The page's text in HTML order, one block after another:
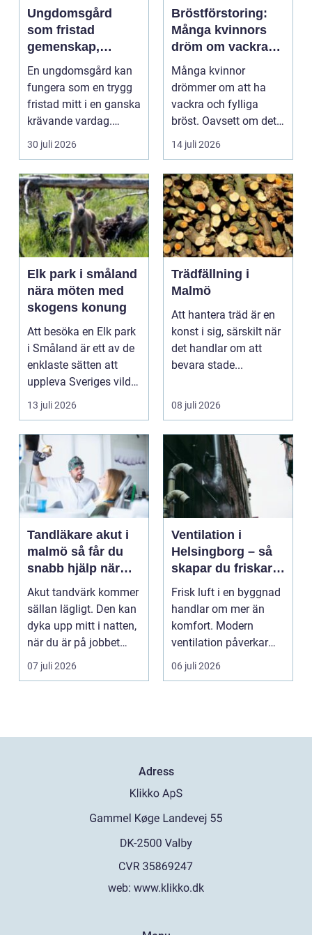
Ungdomsgård
som fristad
gemenskap,
trygghet och
växande
En ungdomsgård kan
fungera som en trygg
fristad mitt i en ganska
krävande vardag.
Skola, sociala med...
30 juli 2026
Bröstförstoring:
Många kvinnors
dröm om vackra
bröst
Många kvinnor
drömmer om att ha
vackra och fylliga
bröst. Oavsett om det
är f&o...
14 juli 2026
Elk park i småland
nära möten med
skogens konung
Att besöka en Elk park
i Småland är ett av de
enklaste sätten att
uppleva Sveriges vilda
hjärta på n...
13 juli 2026
Trädfällning i
Malmö
Att hantera träd är en
konst i sig, särskilt när
det handlar om att
bevara stade...
08 juli 2026
Tandläkare akut i
malmö så får du
snabb hjälp när
tanden krisar
Akut tandvärk kommer
sällan lägligt. Den kan
dyka upp mitt i natten,
när du är på jobbet
eller preci...
07 juli 2026
Ventilation i
Helsingborg – så
skapar du friskare
byggnader och
lägre
energikostnader
Frisk luft i en byggnad
handlar om mer än
komfort. Modern
ventilation påverkar
hälsa...
06 juli 2026
Adress
web: www.klikko.dk